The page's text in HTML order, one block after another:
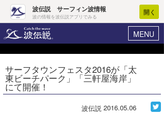
波伝説 サーフィン波情報
波の情報を波伝説アプリでみる
開く
MENU
ヘルプ マイホーム
ログイン
サーフタウンフェスタ2016が「太
東ビーチパーク」「三軒屋海岸」
にて開催！
波伝説 2016.05.06
Core Surf Japan
コンテスト
ファッション/グッズ